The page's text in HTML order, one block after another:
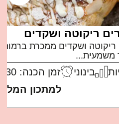
ושקדים
ממכרת ברמות בול
זמן הכנה: 30 דקות
למתכון המלא